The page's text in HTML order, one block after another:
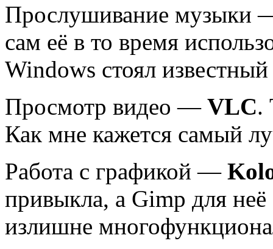
Прослушивание музыки
сам её в то время
Windows стоял
Просмотр видео — VLC.
Как мне кажется самый
Работа с графикой —
привыкла, а Gimp для
излишне